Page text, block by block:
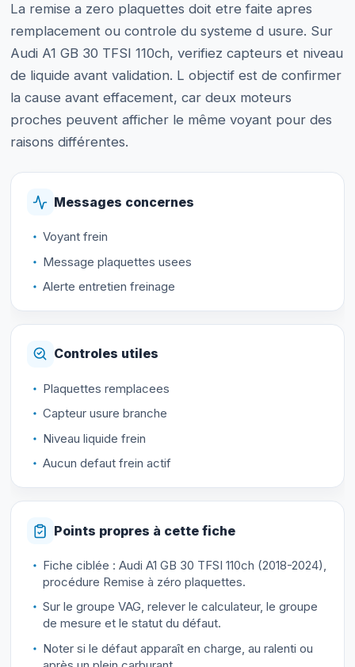
La remise a zero plaquettes doit etre faite apres
remplacement ou controle du systeme d usure. Sur
Audi A1 GB 30 TFSI 110ch, verifiez capteurs et niveau
de liquide avant validation. L objectif est de confirmer
la cause avant effacement, car deux moteurs
proches peuvent afficher le même voyant pour des
raisons différentes.
Messages concernes
Voyant frein
Message plaquettes usees
Alerte entretien freinage
Controles utiles
Plaquettes remplacees
Capteur usure branche
Niveau liquide frein
Aucun defaut frein actif
Points propres à cette fiche
Fiche ciblée : Audi A1 GB 30 TFSI 110ch (2018-2024),
procédure Remise à zéro plaquettes.
Sur le groupe VAG, relever le calculateur, le groupe
de mesure et le statut du défaut.
Noter si le défaut apparaît en charge, au ralenti ou